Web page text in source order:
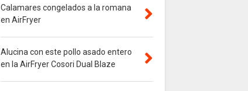
Calamares congelados a la romana
en AirFryer
Alucina con este pollo asado entero
en la AirFryer Cosori Dual Blaze